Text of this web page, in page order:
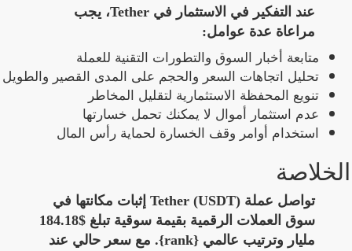
عند التفكير في الاستثمار في Tether، يجب
مراعاة عدة عوامل:
متابعة أخبار السوق والتطورات التقنية للعملة
تحليل اتجاهات السعر والحجم على المدى القصير والطويل
تنويع المحفظة الاستثمارية لتقليل المخاطر
عدم استثمار أموال لا يمكنك تحمل خسارتها
استخدام أوامر وقف الخسارة لحماية رأس المال
الخلاصة
تواصل عملة Tether (USDT) إثبات مكانتها في
سوق العملات الرقمية بقيمة سوقية تبلغ $184.18
مليار وترتيب عالمي {rank}. مع سعر حالي عند